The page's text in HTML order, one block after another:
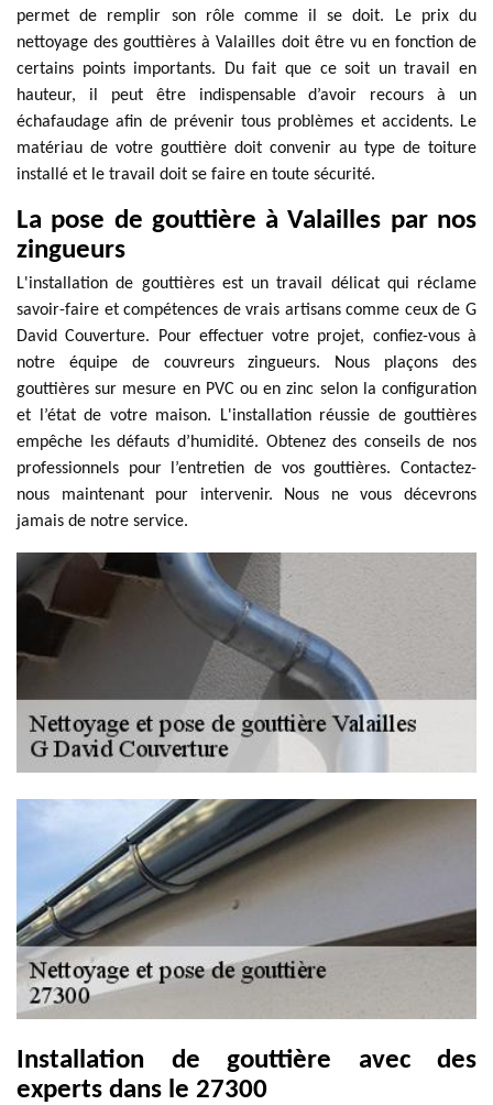
permet de remplir son rôle comme il se doit. Le prix du
nettoyage des gouttières à Valailles doit être vu en fonction de
certains points importants. Du fait que ce soit un travail en
hauteur, il peut être indispensable d’avoir recours à un
échafaudage afin de prévenir tous problèmes et accidents. Le
matériau de votre gouttière doit convenir au type de toiture
installé et le travail doit se faire en toute sécurité.
La pose de gouttière à Valailles par nos
zingueurs
L'installation de gouttières est un travail délicat qui réclame
savoir-faire et compétences de vrais artisans comme ceux de G
David Couverture. Pour effectuer votre projet, confiez-vous à
notre équipe de couvreurs zingueurs. Nous plaçons des
gouttières sur mesure en PVC ou en zinc selon la configuration
et l’état de votre maison. L'installation réussie de gouttières
empêche les défauts d’humidité. Obtenez des conseils de nos
professionnels pour l’entretien de vos gouttières. Contactez-
nous maintenant pour intervenir. Nous ne vous décevrons
jamais de notre service.
Installation de gouttière avec des
experts dans le 27300